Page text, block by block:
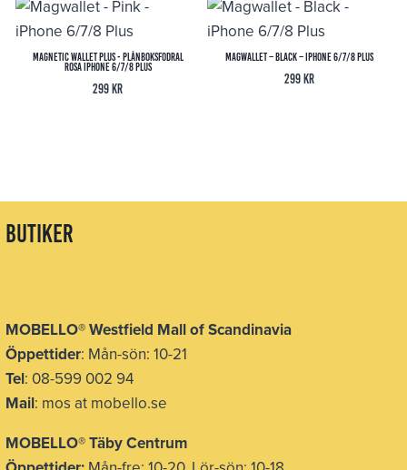
Magnetic Wallet Plus - Plånboksfodral
Rosa iPhone 6/7/8 Plus
299 kr
Magwallet – Black – iPhone 6/7/8 Plus
299 kr
butiker
MOBELLO®Westfield Mall of Scandinavia
Öppettider: Mån-sön: 10-21
Tel: 08-599 002 94
Mail: mos at mobello.se
MOBELLO®Täby Centrum